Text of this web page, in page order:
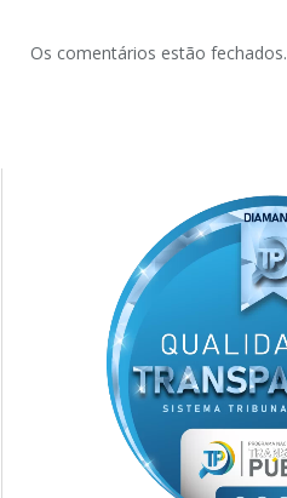
Os comentários estão fechados.